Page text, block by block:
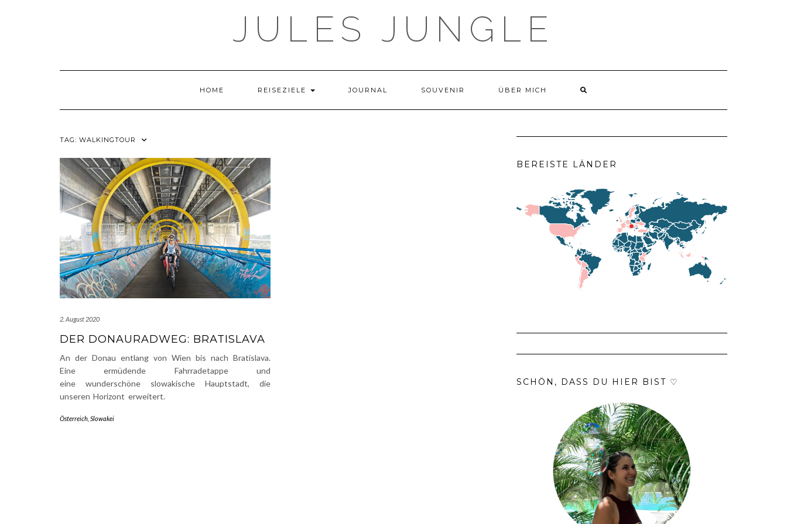
JULES JUNGLE
HOME REISEZIELE JOURNAL SOUVENIR ÜBER MICH
TAG: WALKINGTOUR
2. August 2020
DER DONAURADWEG: BRATISLAVA
An der Donau entlang von Wien bis nach Bratislava.
Eine ermüdende Fahrradetappe und
eine wunderschöne slowakische Hauptstadt, die
unseren Horizont erweitert.
Österreich Slowakei
BEREISTE LÄNDER
SCHÖN, DASS DU HIER BIST ♡